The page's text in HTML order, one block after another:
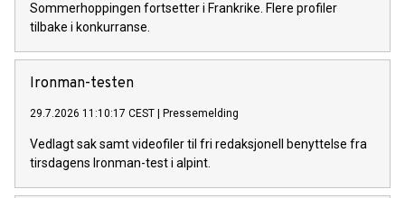
Sommerhoppingen fortsetter i Frankrike. Flere profiler
tilbake i konkurranse.
Ironman-testen
29.7.2026 11:10:17 CEST Pressemelding
Vedlagt sak samt videofiler til fri redaksjonell benyttelse fra
tirsdagens Ironman-test i alpint.